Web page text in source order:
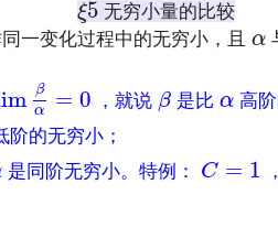
ξ5无穷小量的比较
一变化过程中的无穷小，且 α
α
β
α
= 0
βα
，就说 β
β 是比α
α 高
阶的无穷小；
是同阶无穷小。特例： C = 1
C=